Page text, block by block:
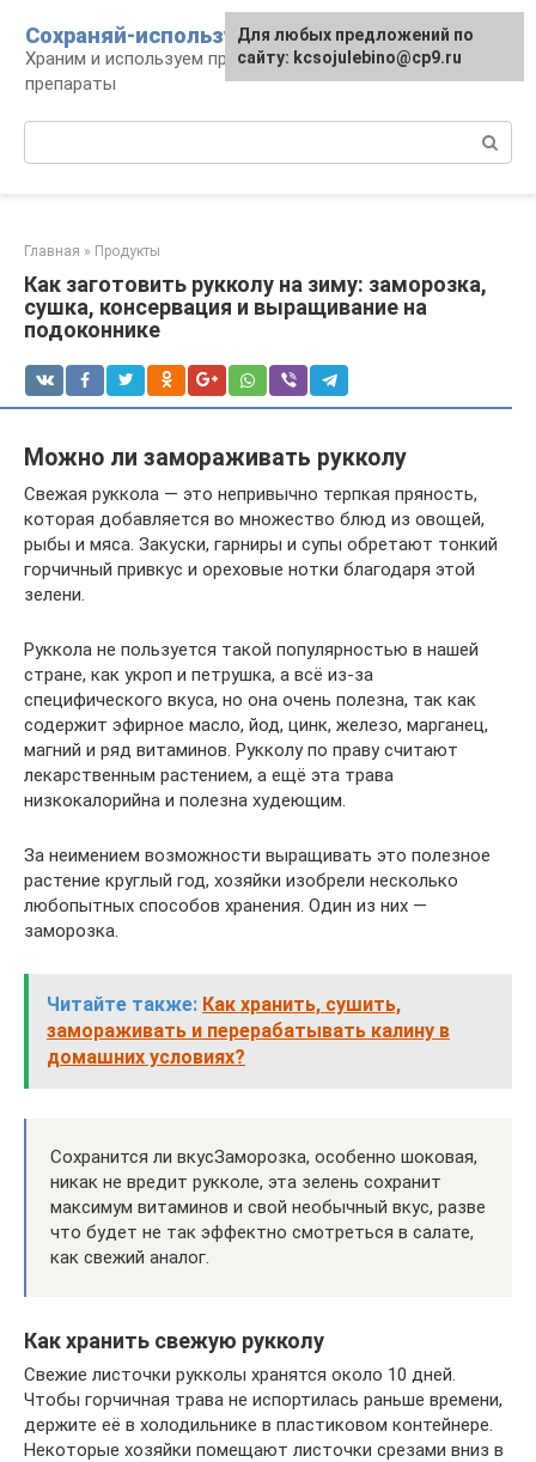
контенту
Сохраняй-используй
Храним и используем продукты, предметы,
препараты
Главная » Продукты
Как заготовить рукколу на зиму: заморозка,
сушка, консервация и выращивание на
подоконнике
Можно ли замораживать рукколу
Свежая руккола — это непривычно терпкая пряность,
которая добавляется во множество блюд из овощей,
рыбы и мяса. Закуски, гарниры и супы обретают тонкий
горчичный привкус и ореховые нотки благодаря этой
зелени.
Руккола не пользуется такой популярностью в нашей
стране, как укроп и петрушка, а всё из-за
специфического вкуса, но она очень полезна, так как
содержит эфирное масло, йод, цинк, железо, марганец,
магний и ряд витаминов. Рукколу по праву считают
лекарственным растением, а ещё эта трава
низкокалорийна и полезна худеющим.
За неимением возможности выращивать это полезное
растение круглый год, хозяйки изобрели несколько
любопытных способов хранения. Один из них —
заморозка.
Читайте также: Как хранить, сушить,
замораживать и перерабатывать калину в
домашних условиях?
Сохранится ли вкусЗаморозка, особенно шоковая,
никак не вредит рукколе, эта зелень сохранит
максимум витаминов и свой необычный вкус, разве
что будет не так эффектно смотреться в салате,
как свежий аналог.
Как хранить свежую рукколу
Свежие листочки рукколы хранятся около 10 дней.
Чтобы горчичная трава не испортилась раньше времени,
держите её в холодильнике в пластиковом контейнере.
Некоторые хозяйки помещают листочки срезами вниз в
Для любых предложений по
сайту: kcsojulebino@cp9.ru